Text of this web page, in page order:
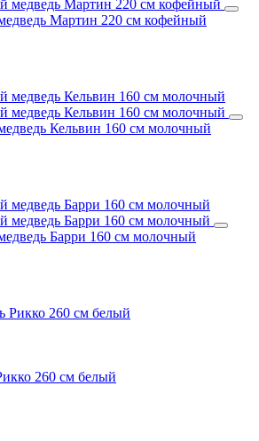
Мартин 220 см кофейный
Кельвин 160 см молочный
Барри 160 см молочный
260 см белый